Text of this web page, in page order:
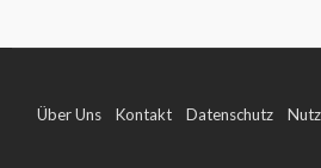
Über Uns Kontakt Datenschutz